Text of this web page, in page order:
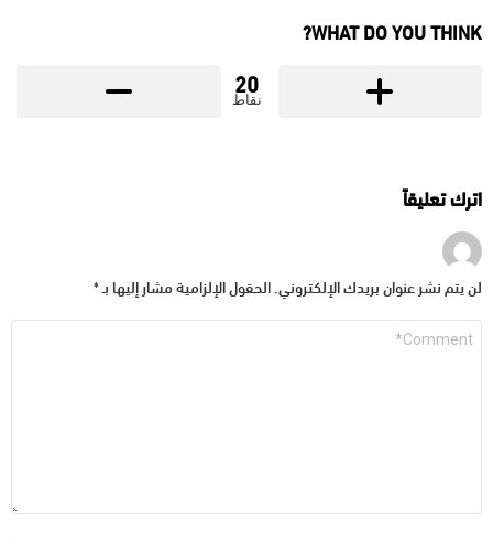
WHAT DO YOU THINK?
20
نقاط
اترك تعليقاً
لن يتم نشر عنوان بريدك الإلكتروني.الحقول الإلزامية مشار إليها بـ*